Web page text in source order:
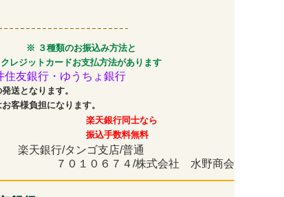
※ ３種類のお振込み方法と
クレジットカードお支払方法があります
住友銀行・ゆうちょ銀行
送となります。
客様負担になります。
楽天銀行同士なら
振込手数料無料
楽天銀行/タンゴ支店/普通
７０１０６７４/株式会社 水野商会